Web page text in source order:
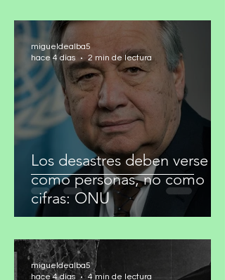
Los desastres deben verse
como personas, no como
migueldealba5
hace 4 días
2 min de lectura